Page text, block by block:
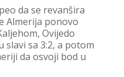
da se revanšira
Almerija ponovo
Ovijedo
slavi sa 3:2, a potom
da osvoji bod u